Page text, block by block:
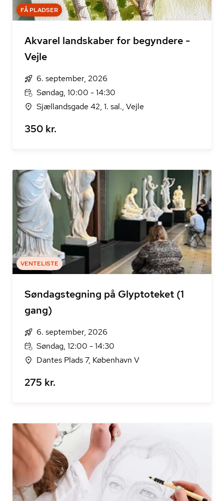
FÅ PLADSER
Akvarel landskaber for begyndere -
Vejle
6. september, 2026
Søndag, 10:00 - 14:30
Sjællandsgade 42, 1. sal., Vejle
350 kr.
VENTELISTE
Søndagstegning på Glyptoteket (1
gang)
6. september, 2026
Søndag, 12:00 - 14:30
Dantes Plads 7, København V
275 kr.